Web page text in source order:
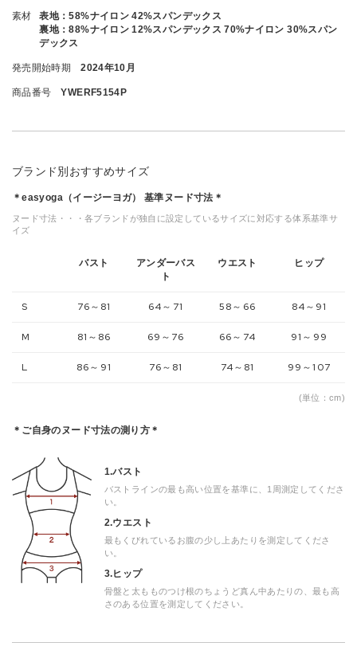
素材
表地：58%ナイロン 42%スパンデックス
裏地：88%ナイロン 12%スパンデックス 70%ナイロン 30%スパン
デックス
発売開始時期 2024年10月
商品番号 YWERF5154P
ブランド別おすすめサイズ
＊easyoga（イージーヨガ） 基準ヌード寸法＊
ヌード寸法・・・各ブランドが独自に設定しているサイズに対応する体系基準サ
イズ
バスト
アンダーバス
ト
ウエスト ヒップ
S 76～81 64～71 58～66 84～91
M 81～86 69～76 66～74 91～99
L 86～91 76～81 74～81 99～107
(単位：cm)
＊ご自身のヌード寸法の測り方＊
1.バスト
バストラインの最も高い位置を基準に、1周測定してくださ
い。
2.ウエスト
最もくびれているお腹の少し上あたりを測定してくださ
い。
3.ヒップ
骨盤と太もものつけ根のちょうど真ん中あたりの、最も高
さのある位置を測定してください。